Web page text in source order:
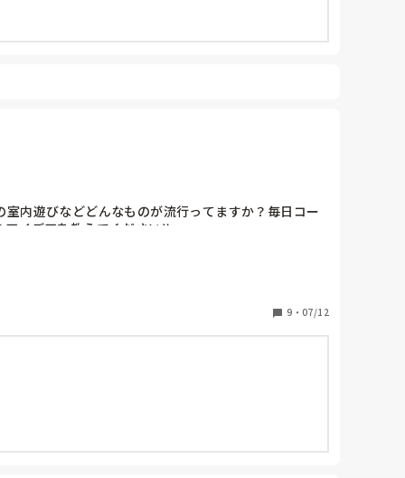
内遊びなどどんなものが流行ってますか？毎日コー
アイデアを教えてください‼︎
9 ・ 07/12